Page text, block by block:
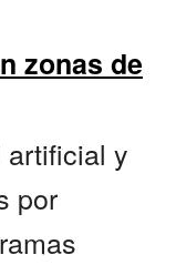
zonas de
artificial y
por